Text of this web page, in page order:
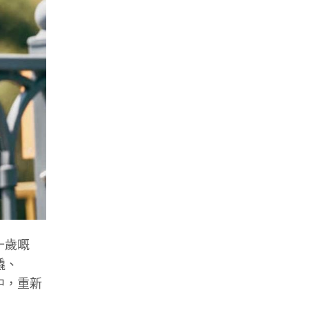
歲嘅
重新